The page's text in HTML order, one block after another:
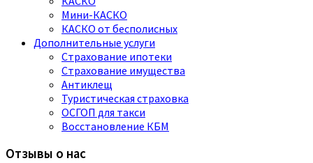
Мини-КАСКО
КАСКО от бесполисных
Дополнительные услуги
Страхование ипотеки
Страхование имущества
Антиклещ
Туристическая страховка
ОСГОП для такси
Восстановление КБМ
Отзывы о нас